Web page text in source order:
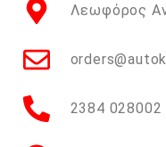
Λεωφόρος
2384 028002